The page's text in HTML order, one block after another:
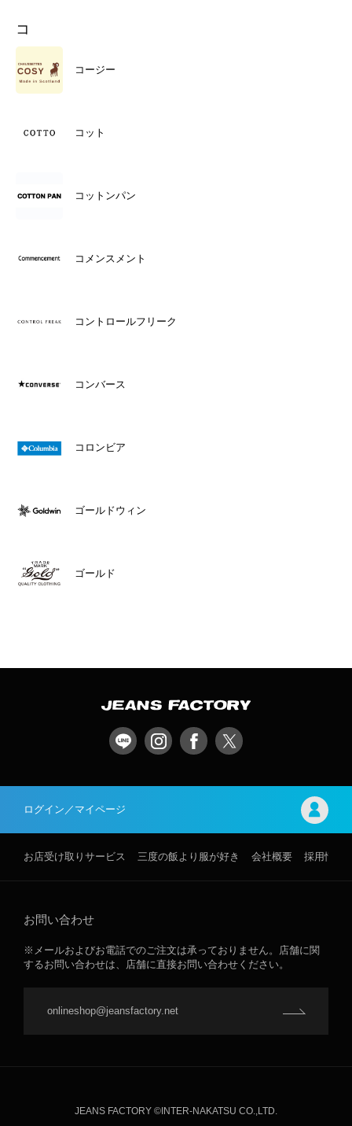
コ
コージー
コット
コットンパン
コメンスメント
コントロールフリーク
コンバース
コロンビア
ゴールドウィン
ゴールド
ログイン／マイページ
お店受け取りサービス 三度の飯より服が好き 会社概要 採用情報
お問い合わせ
※メールおよびお電話でのご注文は承っておりません。店舗に関
するお問い合わせは、店舗に直接お問い合わせください。
onlineshop@jeansfactory.net
JEANS FACTORY ©INTER-NAKATSU CO.,LTD.